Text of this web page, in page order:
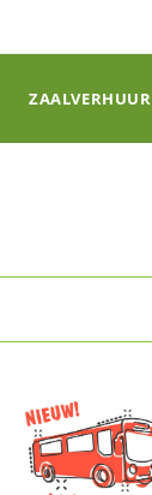
ZAALVERHUUR